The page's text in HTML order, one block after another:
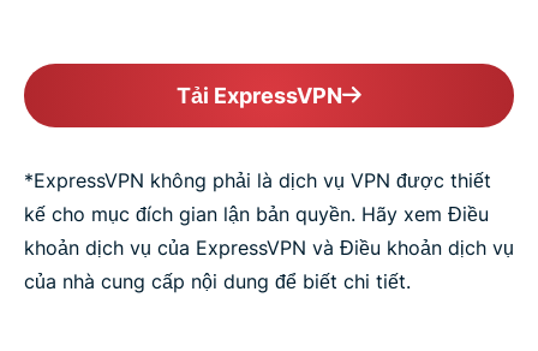
Tải ExpressVPN
*ExpressVPN không phải là dịch vụ VPN được thiết
kế cho mục đích gian lận bản quyền. Hãy xem Điều
khoản dịch vụ của ExpressVPN và Điều khoản dịch vụ
của nhà cung cấp nội dung để biết chi tiết.